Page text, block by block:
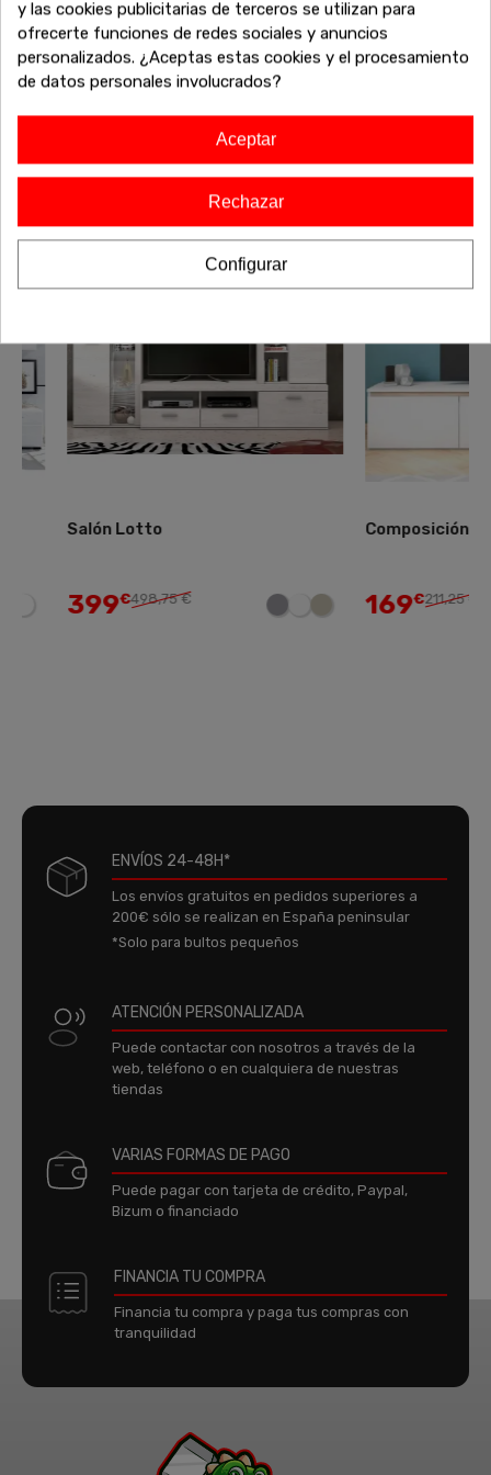
increíbles ofertas de liquidación en muebles de alta calidad.
Encuentra más sofás, armarios, mesas y todo lo que
necesitas para completar tu hogar a precios inigualables.
exclusivos antes de que se agoten!
Salón Lotto
399€498,75 €
Envío gratis
Composición salón
169 €211,25 €
ENVÍOS 24-48H*
Los envíos gratuitos en pedidos superiores a
200€ sólo se realizan en España peninsular
*Solo para bultos pequeños
ATENCIÓN PERSONALIZADA
Puede contactar con nosotros a través de la
web, teléfono o en cualquiera de nuestras
tiendas
VARIAS FORMAS DE PAGO
Puede pagar con tarjeta de crédito, Paypal,
Bizum o financiado
FINANCIA TU COMPRA
Financia tu compra y paga tus compras con
tranquilidad
y las cookies publicitarias de terceros se utilizan para
ofrecerte funciones de redes sociales y anuncios
personalizados. ¿Aceptas estas cookies y el procesamiento
de datos personales involucrados?
Aceptar
Rechazar
Configurar